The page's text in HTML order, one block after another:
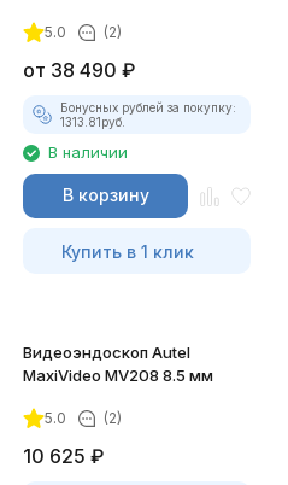
5.0 (2)
от 38 490 ₽
Бонусных рублей за покупку:
1313.81руб.
В наличии
В корзину
Купить в 1 клик
Видеоэндоскоп Autel
MaxiVideo MV208 8.5 мм
5.0 (2)
10 625 ₽